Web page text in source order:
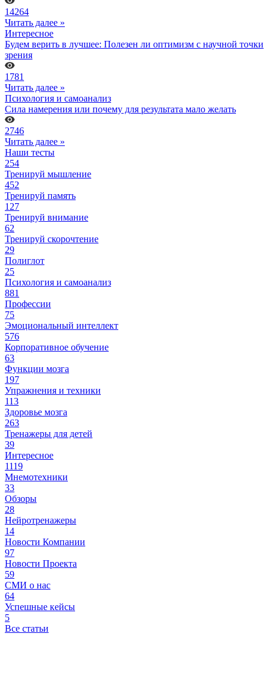
14264
Читать далее »
Интересное
Будем верить в лучшее: Полезен ли оптимизм с научной точки
зрения
1781
Читать далее »
Психология и самоанализ
Сила намерения или почему для результата мало желать
2746
Читать далее »
Наши тесты
254
Тренируй мышление
452
Тренируй память
127
Тренируй внимание
62
Тренируй скорочтение
29
Полиглот
25
Психология и самоанализ
881
Профессии
75
Эмоциональный интеллект
576
Корпоративное обучение
63
Функции мозга
197
Упражнения и техники
113
Здоровье мозга
263
Тренажеры для детей
39
Интересное
1119
Мнемотехники
33
Обзоры
28
Нейротренажеры
14
Новости Компании
97
Новости Проекта
59
СМИ о нас
64
Успешные кейсы
5
Все статьи